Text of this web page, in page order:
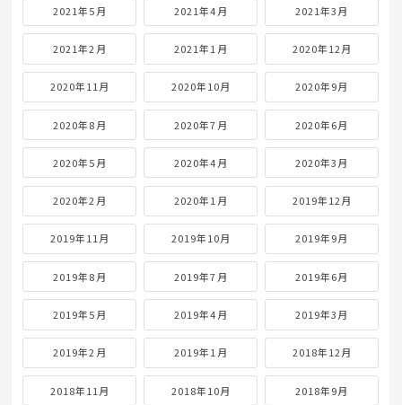
2021年5月 2021年4月 2021年3月
2021年2月 2021年1月 2020年12月
2020年11月 2020年10月 2020年9月
2020年8月 2020年7月 2020年6月
2020年5月 2020年4月 2020年3月
2020年2月 2020年1月 2019年12月
2019年11月 2019年10月 2019年9月
2019年8月 2019年7月 2019年6月
2019年5月 2019年4月 2019年3月
2019年2月 2019年1月 2018年12月
2018年11月 2018年10月 2018年9月